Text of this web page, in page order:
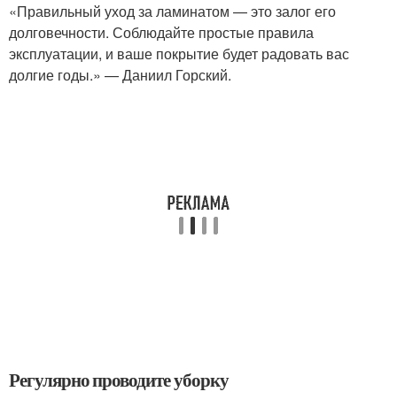
«Правильный уход за ламинатом — это залог его
долговечности. Соблюдайте простые правила
эксплуатации, и ваше покрытие будет радовать вас
долгие годы.» — Даниил Горский.
Регулярно проводите уборку